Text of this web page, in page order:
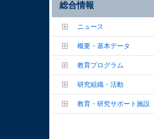
総合情報
ニュース
概要・基本データ
教育プログラム
研究組織・活動
教育・研究サポート施設